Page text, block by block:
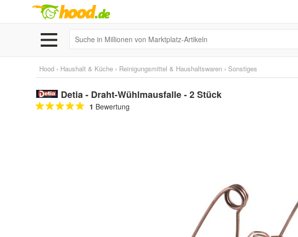
Hood › Haushalt & Küche › Reinigungsmittel & Haushaltswaren › Sonstiges
Detia - Draht-Wühlmausfalle - 2 Stück
1 Bewertung